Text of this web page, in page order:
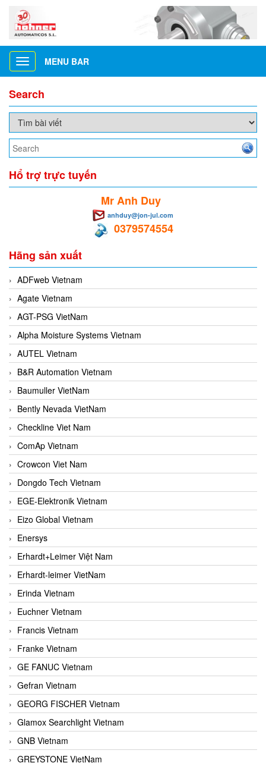
Toggle
navigation
MENU BAR
Search
Hổ trợ trực tuyến
Mr Anh Duy
anhduy@jon-jul.com
0379574554
Hãng sản xuất
ADFweb Vietnam
Agate Vietnam
AGT-PSG VietNam
Alpha Moisture Systems Vietnam
AUTEL Vietnam
B&R Automation Vietnam
Baumuller VietNam
Bently Nevada VietNam
Checkline Viet Nam
ComAp Vietnam
Crowcon Viet Nam
Dongdo Tech Vietnam
EGE-Elektronik Vietnam
Eizo Global Vietnam
Enersys
Erhardt+Leimer Việt Nam
Erhardt-leimer VietNam
Erinda Vietnam
Euchner Vietnam
Francis Vietnam
Franke Vietnam
GE FANUC Vietnam
Gefran Vietnam
GEORG FISCHER Vietnam
Glamox Searchlight Vietnam
GNB Vietnam
GREYSTONE VietNam